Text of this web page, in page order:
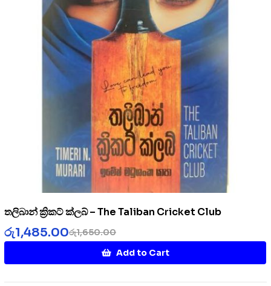
තලිබාන් ක්‍රිකට් ක්ලබ් – The Taliban Cricket Club
රු1,650.00
රු1,485.00
Add to Cart